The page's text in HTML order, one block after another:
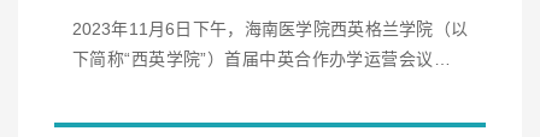
2023年11月6日下午，海南医学院西英格兰学院（以
下简称“西英学院”）首届中英合作办学运营会议在城
英学院副院长丁金东、西英格兰大学社会福利学院全